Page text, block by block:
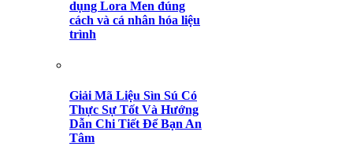
dụng Lora Men đúng
cách và cá nhân hóa liệu
trình
Giải Mã Liệu Sìn Sú Có
Thực Sự Tốt Và Hướng
Dẫn Chi Tiết Để Bạn An
Tâm